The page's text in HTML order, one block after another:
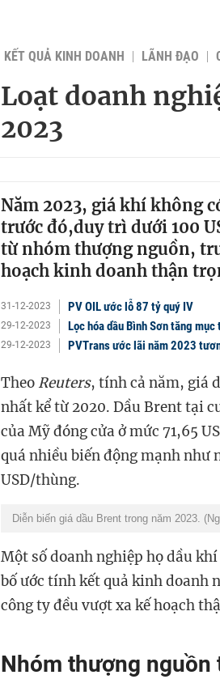
KẾT QUẢ KINH DOANH LÃNH ĐẠO
Loạt doanh
2023
Năm 2023, giá khí không
trước đó,duy trì dưới 100
từ nhóm thượng nguồn,
hoạch kinh doanh thận
31-12-2023 PV OIL ước lỗ 87 tỷ quý IV
29-12-2023 Lọc hóa dầu Bình Sơn tăng
29-12-2023 PVTrans ước lãi năm 2023
Theo Reuters, tính cả năm, giá
nhất kể từ 2020. Dầu Brent tại
của Mỹ đóng cửa ở mức 71,65
quá nhiều biến động mạnh như
USD/thùng.
Diễn biến giá dầu Brent trong năm 2023.
Một số doanh nghiệp họ dầu
bố ước tính kết quả kinh doanh
công ty đều vượt xa kế hoạch
Nhóm thượng nguồn